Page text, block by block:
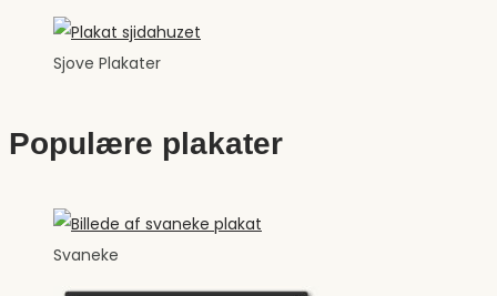
Sjove Plakater
Populære plakater
Svaneke